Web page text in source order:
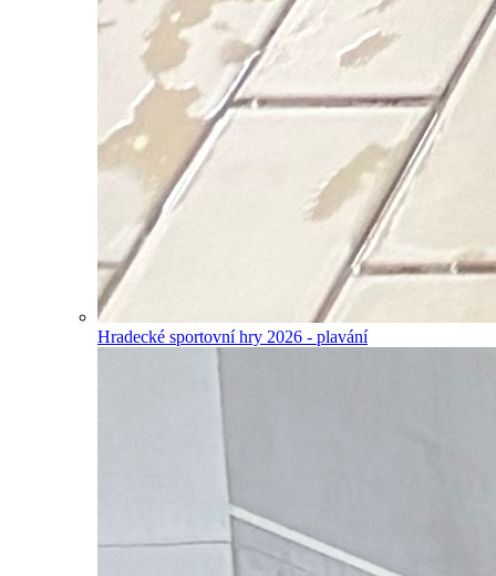
Hradecké sportovní hry 2026 - plavání